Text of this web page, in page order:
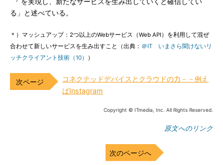
る」と述べている。
＊）マッシュアップ：2つ以上のWebサービス（Web API）を利用して混ぜ
合わせて新しいサービスを生み出すこと（出典： ＠IT いまさら聞けないリ
ッチクライアント技術（10）
）
コネクテッドデバイスとクラウドの力－－例え
ばInstagram
Copyright © ITmedia, Inc. All Rights Reserved.
原文へのリンク
次のページへ